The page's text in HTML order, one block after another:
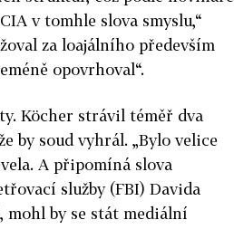
v tomhle slova smyslu,“
za loajálního především
opovrhoval“.
Köcher strávil téměř dva
by soud vyhrál. „Bylo velice
A připomíná slova
služby (FBI) Davida
mohl by se stát mediální